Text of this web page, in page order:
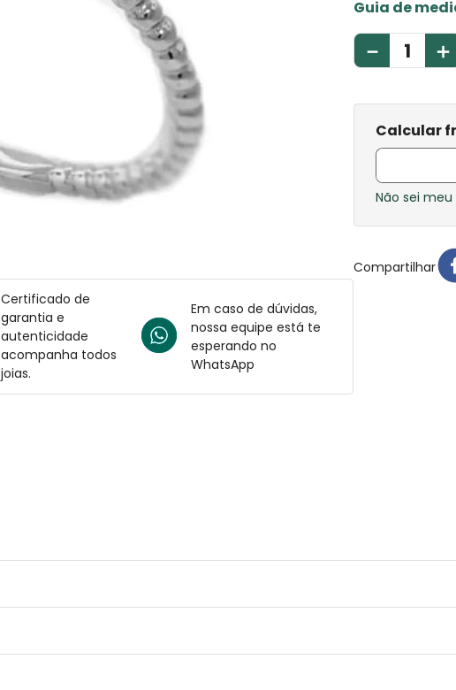
Certificado de
garantia e
autenticidade
acompanha todos
joias.
Em caso de dúvidas,
nossa equipe está te
esperando no
WhatsApp
Guia de
＋
－
Não sei meu
Compartilhar